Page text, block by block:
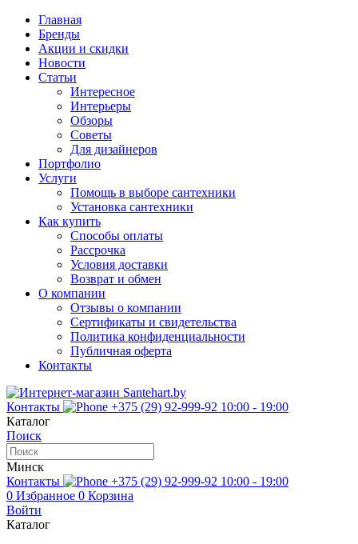
Главная
Бренды
Акции и скидки
Новости
Статьи
Интересное
Интерьеры
Обзоры
Советы
Для дизайнеров
Портфолио
Услуги
Помощь в выборе сантехники
Установка сантехники
Как купить
Способы оплаты
Рассрочка
Условия доставки
Возврат и обмен
О компании
Отзывы о компании
Сертификаты и свидетельства
Политика конфиденциальности
Публичная оферта
Контакты
Контакты +375 (29) 92-999-92 10:00 - 19:00
Каталог
Поиск
Минск
Контакты
+375 (29) 92-999-92 10:00 - 19:00
0 Избранное 0 Корзина
Войти
Каталог